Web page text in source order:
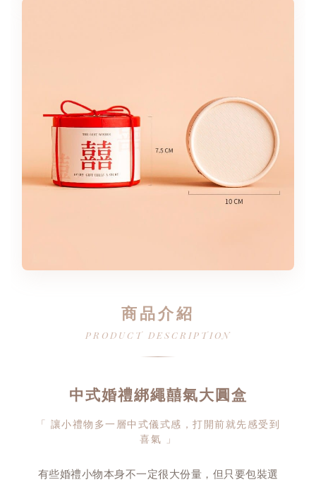
商品介紹
PRODUCT DESCRIPTION
中式婚禮綁繩囍氣大圓盒
「 讓小禮物多一層中式儀式感，打開前就先感受到
喜氣 」
有些婚禮小物本身不一定很大份量，但只要包裝選